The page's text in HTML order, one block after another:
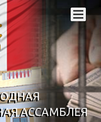
АССАМБЛЕЯ